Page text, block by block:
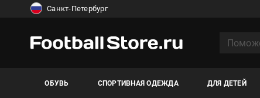
Санкт-Петербург
ОБУВЬ СПОРТИВНАЯ ОДЕЖДА ДЛЯ ДЕТЕЙ